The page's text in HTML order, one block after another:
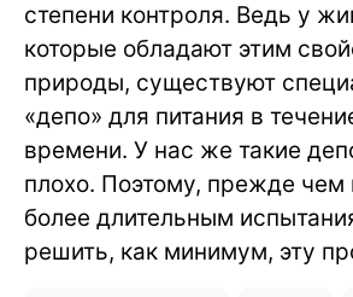
степени контроля. Ведь у
которые обладают этим
природы, существуют
«депо» для питания в
времени. У нас же такие
плохо. Поэтому, прежде чем
более длительным
решить, как минимум, эту